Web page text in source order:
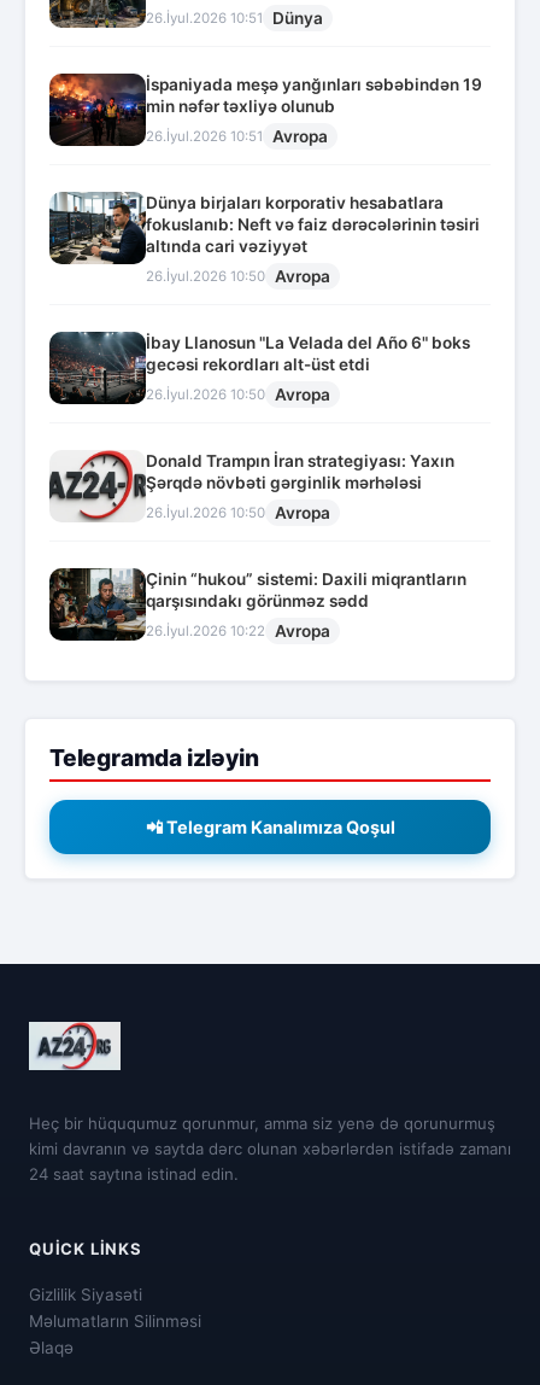
26.İyul.2026 10:51 Dünya
İspaniyada meşə yanğınları səbəbindən 19
min nəfər təxliyə olunub
26.İyul.2026 10:51 Avropa
Dünya birjaları korporativ hesabatlara
fokuslanıb: Neft və faiz dərəcələrinin təsiri
altında cari vəziyyət
26.İyul.2026 10:50 Avropa
İbay Llanosun "La Velada del Año 6" boks
gecəsi rekordları alt-üst etdi
26.İyul.2026 10:50 Avropa
Donald Trampın İran strategiyası: Yaxın
Şərqdə növbəti gərginlik mərhələsi
26.İyul.2026 10:50 Avropa
Çinin “hukou” sistemi: Daxili miqrantların
qarşısındakı görünməz sədd
26.İyul.2026 10:22 Avropa
Telegramda izləyin
📲 Telegram Kanalımıza Qoşul
Heç bir hüququmuz qorunmur, amma siz yenə də qorunurmuş
kimi davranın və saytda dərc olunan xəbərlərdən istifadə zamanı
24 saat saytına istinad edin.
QUICK LINKS
Gizlilik Siyasəti
Məlumatların Silinməsi
Əlaqə